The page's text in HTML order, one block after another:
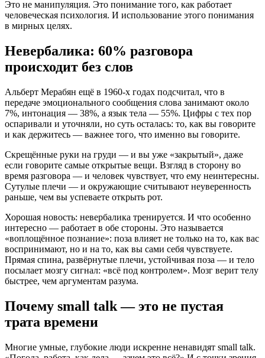
Это не манипуляция. Это понимание того, как работает
человеческая психология. И использование этого понимания
в мирных целях.
Невербалика: 60% разговора
происходит без слов
Альберт Мерабян ещё в 1960-х годах подсчитал, что в
передаче эмоционального сообщения слова занимают около
7%, интонация — 38%, а язык тела — 55%. Цифры с тех пор
оспаривали и уточняли, но суть осталась: то, как вы говорите
и как держитесь — важнее того, что именно вы говорите.
Скрещённые руки на груди — и вы уже «закрытый», даже
если говорите самые открытые вещи. Взгляд в сторону во
время разговора — и человек чувствует, что ему неинтересны.
Сутулые плечи — и окружающие считывают неуверенность
раньше, чем вы успеваете открыть рот.
Хорошая новость: невербалика тренируется. И что особенно
интересно — работает в обе стороны. Это называется
«воплощённое познание»: поза влияет не только на то, как вас
воспринимают, но и на то, как вы сами себя чувствуете.
Прямая спина, развёрнутые плечи, устойчивая поза — и тело
посылает мозгу сигнал: «всё под контролем». Мозг верит телу
быстрее, чем аргументам разума.
Почему small talk — это не пустая
трата времени
Многие умные, глубокие люди искренне ненавидят small talk.